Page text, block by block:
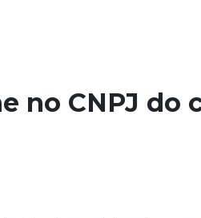
no CNPJ do